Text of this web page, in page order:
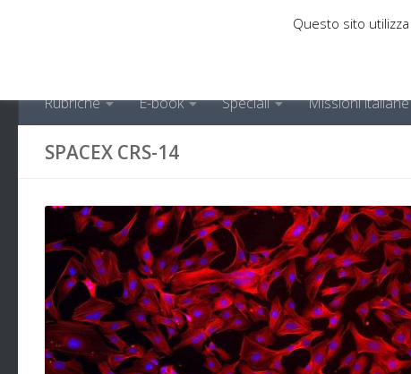
Rubriche E-book Speciali Missioni italiane
SPACEX CRS-14
Questo sito